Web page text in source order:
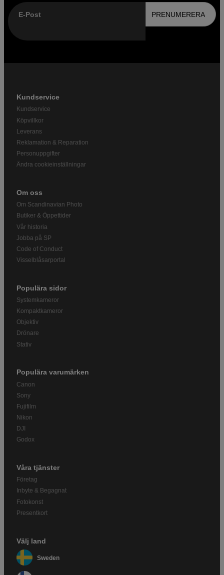
E-Post PRENUMERERA
Kundservice
Kundservice
Köpvillkor
Leverans
Reklamation & Reparation
Personuppgifter
Ändra cookieinställningar
Om oss
Om Scandinavian Photo
Butiker & Öppettider
Vår historia
Jobba på SP
Code of Conduct
Visselblåsarportal
Populära sidor
Systemkameror
Kompaktkameror
Objektiv
Drönare
Stativ
Populära varumärken
Canon
Sony
Fujifilm
Nikon
DJI
Godox
Våra tjänster
Företag
Inbyte & Begagnat
Fotokonst
Presentkort
Välj land
Sweden